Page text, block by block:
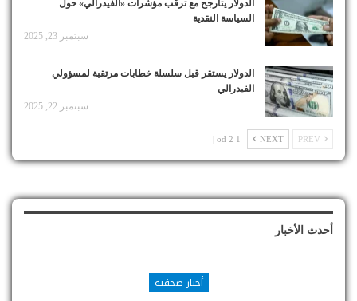
الدولار يتأرجح مع ترقب مؤشرات «الفيدرالي» حول
السياسة النقدية
سبتمبر 23, 2025
الدولار يستقر قبل سلسلة خطابات مرتقبة لمسؤولي
الفيدرالي
سبتمبر 22, 2025
NEXT
1 od 2 |
أحدث الأخبار
أخبار صحفية